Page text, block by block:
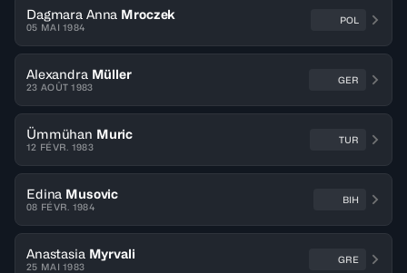
Dagmara Anna Mroczek
05 MAI 1984
POL
Alexandra Müller
23 AOÛT 1983
GER
Ümmühan Muric
12 FÉVR. 1983
TUR
Edina Musovic
08 FÉVR. 1984
BIH
Anastasia Myrvali
25 MAI 1983
GRE